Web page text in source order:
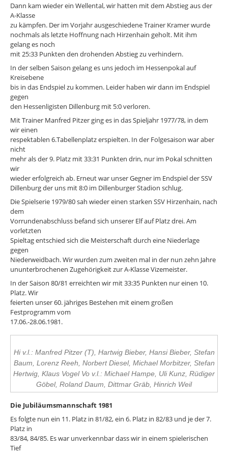
Dann kam wieder ein Wellental, wir hatten mit dem Abstieg aus der
A-Klasse
zu kämpfen. Der im Vorjahr ausgeschiedene Trainer Kramer wurde
nochmals als letzte Hoffnung nach Hirzenhain geholt. Mit ihm
gelang es noch
mit 25:33 Punkten den drohenden Abstieg zu verhindern.
In der selben Saison gelang es uns jedoch im Hessenpokal auf
Kreisebene
bis in das Endspiel zu kommen. Leider haben wir dann im Endspiel
gegen
den Hessenligisten Dillenburg mit 5:0 verloren.
Mit Trainer Manfred Pitzer ging es in das Spieljahr 1977/78, in dem
wir einen
respektablen 6.Tabellenplatz erspielten. In der Folgesaison war aber
nicht
mehr als der 9. Platz mit 33:31 Punkten drin, nur im Pokal schnitten
wir
wieder erfolgreich ab. Erneut war unser Gegner im Endspiel der SSV
Dillenburg der uns mit 8:0 im Dillenburger Stadion schlug.
Die Spielserie 1979/80 sah wieder einen starken SSV Hirzenhain, nach
dem
Vorrundenabschluss befand sich unserer Elf auf Platz drei. Am
vorletzten
Spieltag entschied sich die Meisterschaft durch eine Niederlage
gegen
Niederweidbach. Wir wurden zum zweiten mal in der nun zehn Jahre
ununterbrochenen Zugehörigkeit zur A-Klasse Vizemeister.
In der Saison 80/81 erreichten wir mit 33:35 Punkten nur einen 10.
Platz. Wir
feierten unser 60. jähriges Bestehen mit einem großen
Festprogramm vom
17.06.-28.06.1981.
Hi v.l.: Manfred Pitzer (T), Hartwig Bieber, Hansi Bieber, Stefan
Baum, Lorenz Reeh, Norbert Diesel, Michael Morbitzer, Stefan
Hertwig, Klaus Vogel Vo v.l.: Michael Hampe, Uli Kunz, Rüdiger
Göbel, Roland Daum, Dittmar Gräb, Hinrich Weil
Die Jubiläumsmannschaft 1981
Es folgte nun ein 11. Platz in 81/82, ein 6. Platz in 82/83 und je der 7.
Platz in
83/84, 84/85. Es war unverkennbar dass wir in einem spielerischen
Tief